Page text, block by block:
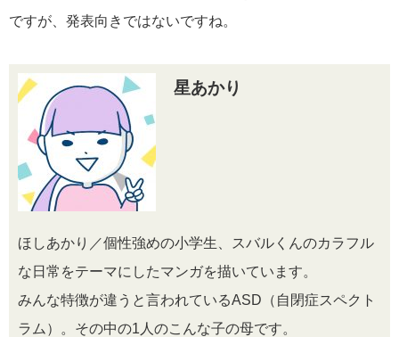
ですが、発表向きではないですね。
星あかり
ほしあかり／個性強めの小学生、スバルくんのカラフル
な日常をテーマにしたマンガを描いています。
みんな特徴が違うと言われているASD（自閉症スペクト
ラム）。その中の1人のこんな子の母です。